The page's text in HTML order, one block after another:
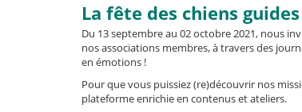
La fête des chiens
Du 13 septembre au 02 octobre 2021, nous
nos associations membres, à travers des
en émotions !
Pour que vous puissiez (re)découvrir nos
plateforme enrichie en contenus et ateliers.